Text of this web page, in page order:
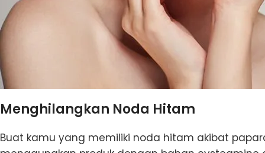
Menghilangkan Noda Hitam
Buat kamu yang memiliki noda hitam akibat